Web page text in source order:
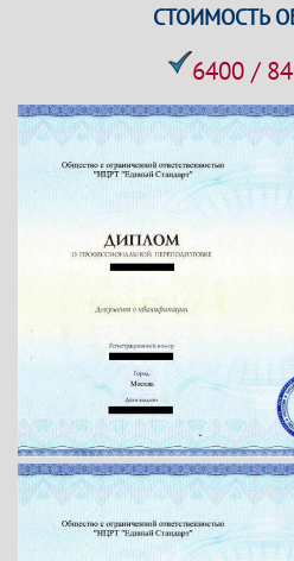
СТОИМОСТЬ
6400 /